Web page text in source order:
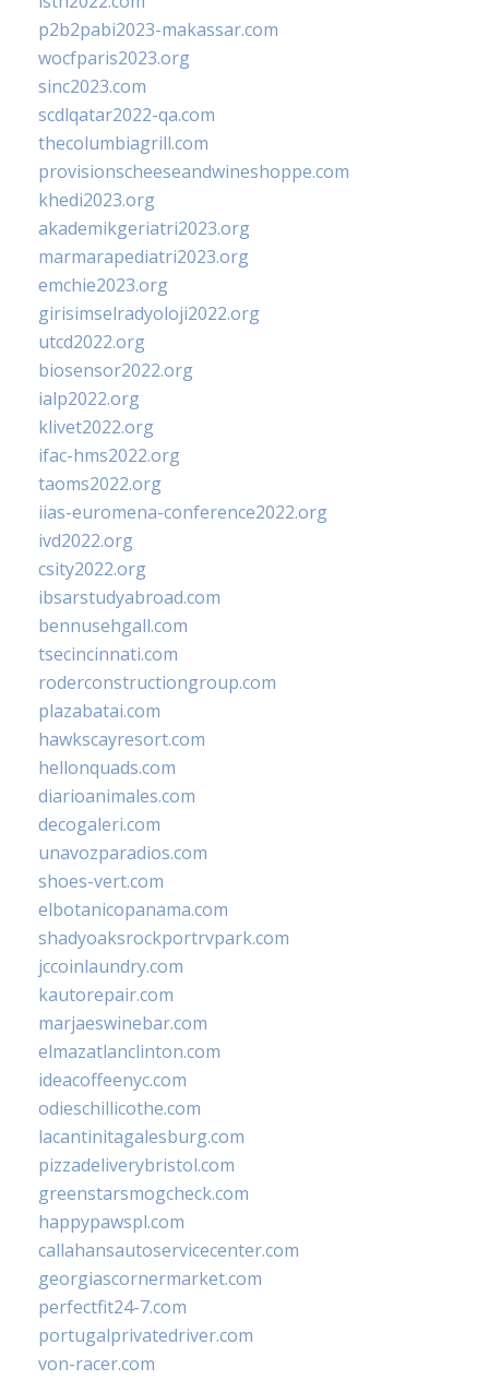
p2b2pabi2023-makassar.com
wocfparis2023.org
sinc2023.com
scdlqatar2022-qa.com
thecolumbiagrill.com
provisionscheeseandwineshoppe.com
khedi2023.org
akademikgeriatri2023.org
marmarapediatri2023.org
emchie2023.org
girisimselradyoloji2022.org
utcd2022.org
biosensor2022.org
ialp2022.org
klivet2022.org
ifac-hms2022.org
taoms2022.org
iias-euromena-conference2022.org
ivd2022.org
csity2022.org
ibsarstudyabroad.com
bennusehgall.com
tsecincinnati.com
roderconstructiongroup.com
plazabatai.com
hawkscayresort.com
hellonquads.com
diarioanimales.com
decogaleri.com
unavozparadios.com
shoes-vert.com
elbotanicopanama.com
shadyoaksrockportrvpark.com
jccoinlaundry.com
kautorepair.com
marjaeswinebar.com
elmazatlanclinton.com
ideacoffeenyc.com
odieschillicothe.com
lacantinitagalesburg.com
pizzadeliverybristol.com
greenstarsmogcheck.com
happypawspl.com
callahansautoservicecenter.com
georgiascornermarket.com
perfectfit24-7.com
portugalprivatedriver.com
von-racer.com